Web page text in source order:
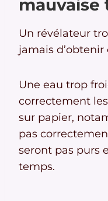
mauvaise
Un révélateur
jamais d’obtenir
Une eau trop
correctement
sur papier,
pas
seront pas purs
temps.